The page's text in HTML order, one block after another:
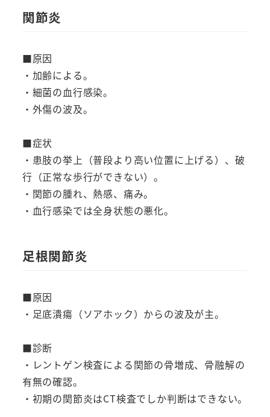
関節炎
■原因
・加齢による。
・細菌の血行感染。
・外傷の波及。
■症状
・患肢の挙上（普段より高い位置に上げる）、破
行（正常な歩行ができない）。
・関節の腫れ、熱感、痛み。
・血行感染では全身状態の悪化。
足根関節炎
■原因
・足底潰瘍（ソアホック）からの波及が主。
■診断
・レントゲン検査による関節の骨増成、骨融解の
有無の確認。
・初期の関節炎はCT検査でしか判断はできない。